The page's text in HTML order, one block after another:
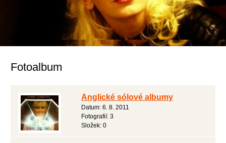
Fotoalbum
Anglické sólové albumy
Datum: 6. 8. 2011
Fotografií: 3
Složek: 0